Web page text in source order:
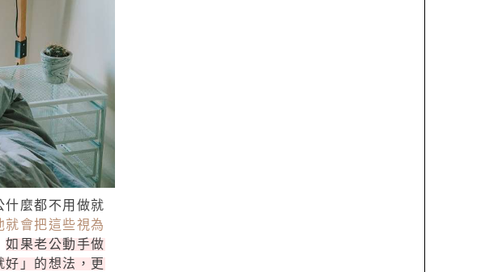
什麼都不用做就
就會把這些視為
如果老公動手做
」的想法，更